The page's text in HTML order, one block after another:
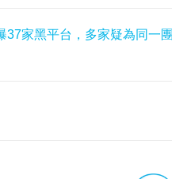
37家黑平台，多家疑為同一